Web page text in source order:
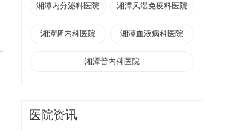
湘潭内分泌科医院 湘潭风湿免疫科医院
湘潭肾内科医院 湘潭血液病科医院
湘潭普内科医院
医院资讯